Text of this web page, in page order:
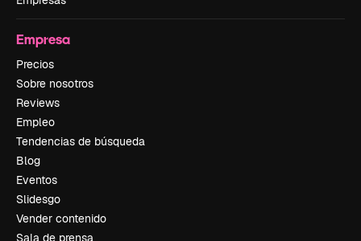
Empresa
Precios
Sobre nosotros
Reviews
Empleo
Tendencias de búsqueda
Blog
Eventos
Slidesgo
Vender contenido
Sala de prensa